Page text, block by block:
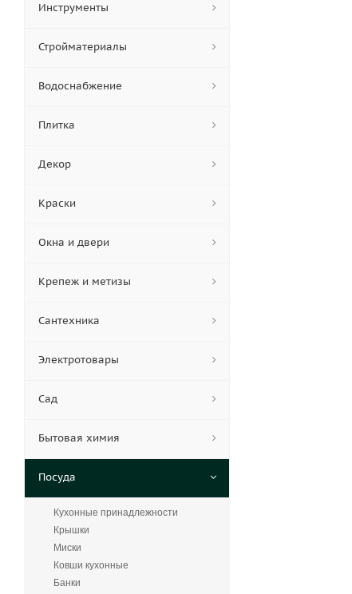
Инструменты
Стройматериалы
Водоснабжение
Плитка
Декор
Краски
Окна и двери
Крепеж и метизы
Сантехника
Электротовары
Сад
Бытовая химия
Посуда
Кухонные принадлежности
Крышки
Миски
Ковши кухонные
Банки